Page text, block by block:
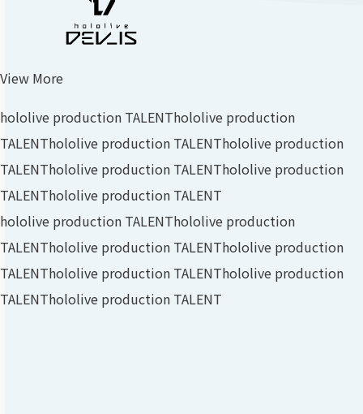
View More
hololive production TALENThololive production
TALENThololive production TALENThololive production
TALENThololive production TALENThololive production
TALENThololive production TALENT
hololive production TALENThololive production
TALENThololive production TALENThololive production
TALENThololive production TALENThololive production
TALENThololive production TALENT